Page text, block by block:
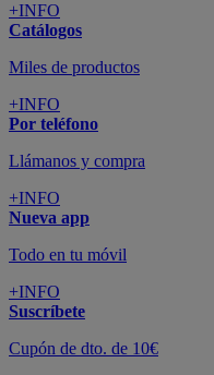
+INFO
Catálogos
Miles de productos
+INFO
Por teléfono
Llámanos y compra
+INFO
Nueva app
Todo en tu móvil
+INFO
Suscríbete
Cupón de dto. de 10€